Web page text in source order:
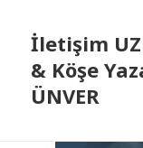
İletişim
& Köşe
ÜNVER